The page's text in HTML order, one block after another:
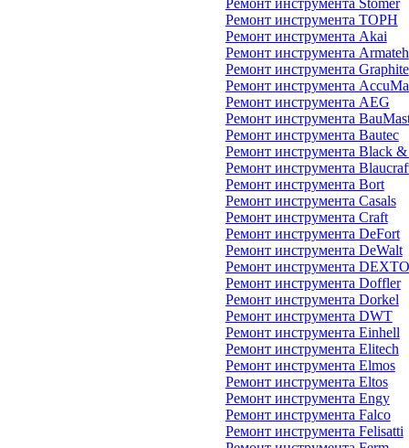
Ремонт инструмента Stomer
Ремонт инструмента ТОРН
Ремонт инструмента Akai
Ремонт инструмента Armateh
Ремонт инструмента Graphite
Ремонт инструмента
Ремонт инструмента AEG
Ремонт инструмента
Ремонт инструмента Bautec
Ремонт инструмента Black
Ремонт инструмента
Ремонт инструмента Bort
Ремонт инструмента Casals
Ремонт инструмента Craft
Ремонт инструмента DeFort
Ремонт инструмента DeWalt
Ремонт инструмента
Ремонт инструмента Doffler
Ремонт инструмента Dorkel
Ремонт инструмента DWT
Ремонт инструмента Einhell
Ремонт инструмента Elitech
Ремонт инструмента Elmos
Ремонт инструмента Eltos
Ремонт инструмента Engy
Ремонт инструмента Falco
Ремонт инструмента Felisatti